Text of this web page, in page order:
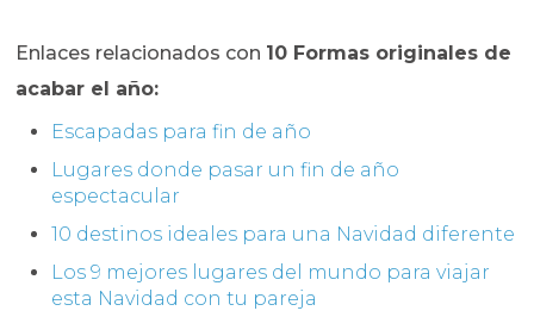
Enlaces relacionados con 10 Formas originales de
acabar el año:
Escapadas para fin de año
Lugares donde pasar un fin de año
espectacular
10 destinos ideales para una Navidad diferente
Los 9 mejores lugares del mundo para viajar
esta Navidad con tu pareja